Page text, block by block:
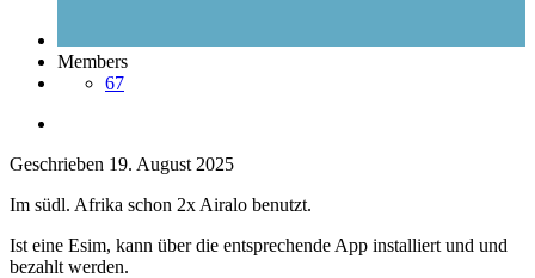
Members
67
Geschrieben 19. August 2025
Im südl. Afrika schon 2x Airalo benutzt.
Ist eine Esim, kann über die entsprechende App installiert und und
bezahlt werden.